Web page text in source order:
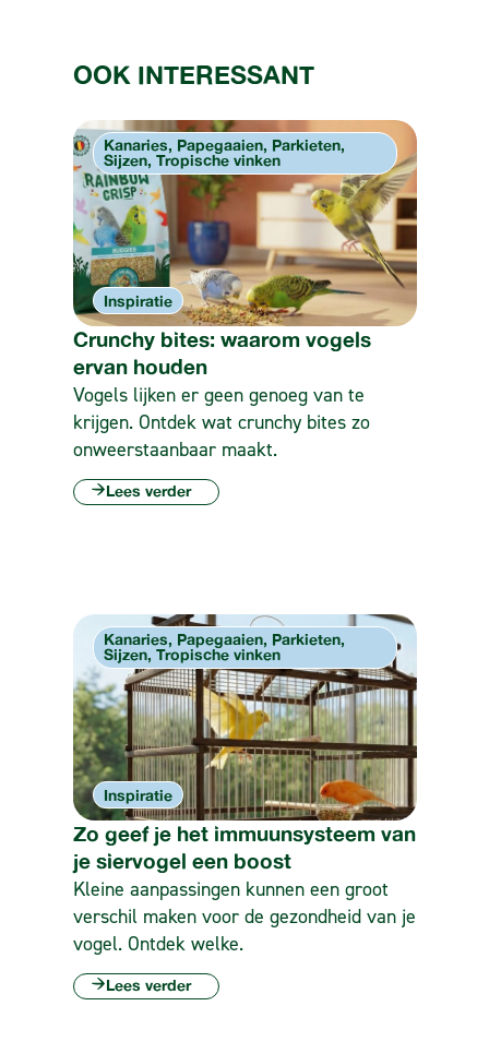
OOK INTERESSANT
Kanaries, Papegaaien, Parkieten,
Sijzen, Tropische vinken
Inspiratie
Crunchy bites: waarom vogels
ervan houden
Vogels lijken er geen genoeg van te
krijgen. Ontdek wat crunchy bites zo
onweerstaanbaar maakt.
Lees verder
Kanaries, Papegaaien, Parkieten,
Sijzen, Tropische vinken
Inspiratie
Zo geef je het immuunsysteem van
je siervogel een boost
Kleine aanpassingen kunnen een groot
verschil maken voor de gezondheid van je
vogel. Ontdek welke.
Lees verder